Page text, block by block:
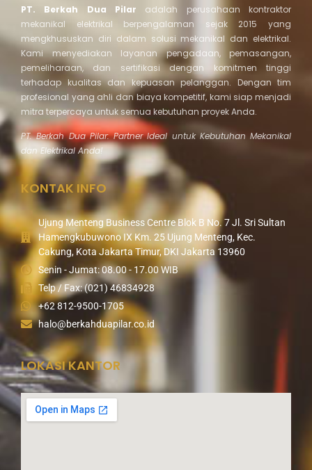
PT. Berkah Dua Pilar adalah perusahaan kontraktor
mekanikal elektrikal berpengalaman sejak 2015 yang
mengkhususkan diri dalam solusi mekanikal dan elektrikal.
Kami menyediakan layanan pengadaan, pemasangan,
pemeliharaan, dan sertifikasi dengan komitmen tinggi
terhadap kualitas dan kepuasan pelanggan. Dengan tim
profesional yang ahli dan biaya kompetitif, kami siap menjadi
mitra terpercaya untuk semua kebutuhan proyek Anda.
PT. Berkah Dua Pilar: Partner Ideal untuk Kebutuhan Mekanikal
dan Elektrikal Anda!
KONTAK INFO
Ujung Menteng Business Centre Blok B No. 7 Jl. Sri Sultan
Hamengkubuwono IX Km. 25 Ujung Menteng, Kec.
Cakung, Kota Jakarta Timur, DKI Jakarta 13960
Senin - Jumat: 08.00 - 17.00 WIB
Telp / Fax: (021) 46834928
+62 812-9500-1705
halo@berkahduapilar.co.id
LOKASI KANTOR